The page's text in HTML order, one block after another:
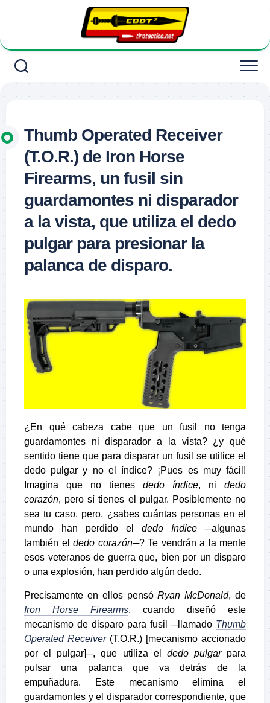
Thumb Operated Receiver
(T.O.R.) de Iron Horse
Firearms, un fusil sin
guardamontes ni disparador
a la vista, que utiliza el dedo
pulgar para presionar la
palanca de disparo.
¿En qué cabeza cabe que un fusil no tenga
guardamontes ni disparador a la vista? ¿y qué
sentido tiene que para disparar un fusil se utilice el
dedo pulgar y no el índice? ¡Pues es muy fácil!
Imagina que no tienes dedo índice, ni dedo
corazón, pero sí tienes el pulgar. Posiblemente no
sea tu caso, pero, ¿sabes cuántas personas en el
mundo han perdido el dedo índice ─algunas
también el dedo corazón─? Te vendrán a la mente
esos veteranos de guerra que, bien por un disparo
o una explosión, han perdido algún dedo.
Precisamente en ellos pensóRyan McDonald, de
Iron Horse Firearms, cuando diseñó este
mecanismo de disparo para fusil ─llamado Thumb
Operated Receiver(T.O.R.) [mecanismo accionado
por el pulgar]─, que utiliza el dedo pulgarpara
pulsar una palanca que va detrás de la
empuñadura. Este mecanismo elimina el
guardamontes y el disparador correspondiente, que